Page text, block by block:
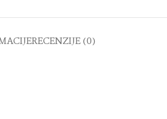
RECENZIJE (0)